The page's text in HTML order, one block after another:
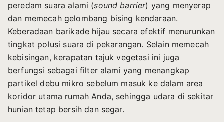
peredam suara alami (sound barrier) yang menyerap
dan memecah gelombang bising kendaraan.
Keberadaan barikade hijau secara efektif menurunkan
tingkat polusi suara di pekarangan. Selain memecah
kebisingan, kerapatan tajuk vegetasi ini juga
berfungsi sebagai filter alami yang menangkap
partikel debu mikro sebelum masuk ke dalam area
koridor utama rumah Anda, sehingga udara di sekitar
hunian tetap bersih dan segar.